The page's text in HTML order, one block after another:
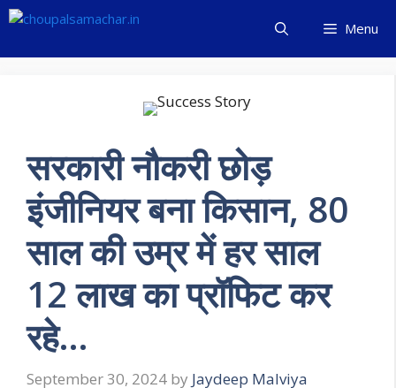
Skip
content
Menu
सरकारी नौकरी छोड़
इंजीनियर बना किसान, 80
साल की उम्र में हर साल
12 लाख का प्रॉफिट कर
रहे…
September 30, 2024 by Jaydeep Malviya